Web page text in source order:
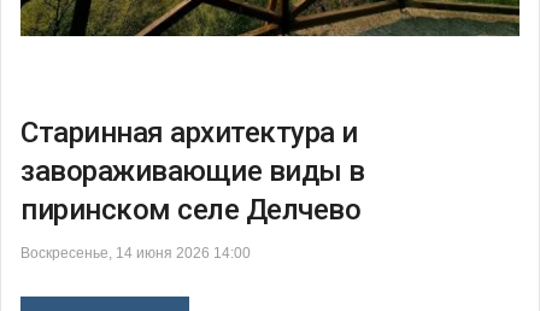
Старинная архитектура и
завораживающие виды в
пиринском селе Делчево
Воскресенье, 14 июня 2026 14:00